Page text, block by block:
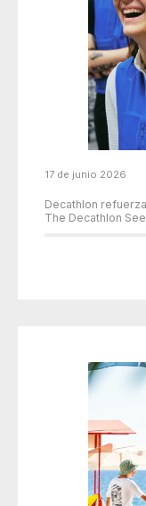
17 de junio 2026
Decathlon
The Decathlon